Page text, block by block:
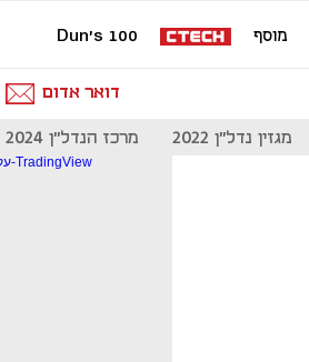
מוסף Dun's 100
דואר אדום
מגזין נדל"ן 2022 מרכז הנדל"ן 2024
עקוב אחר כל השווקים ב-TradingView